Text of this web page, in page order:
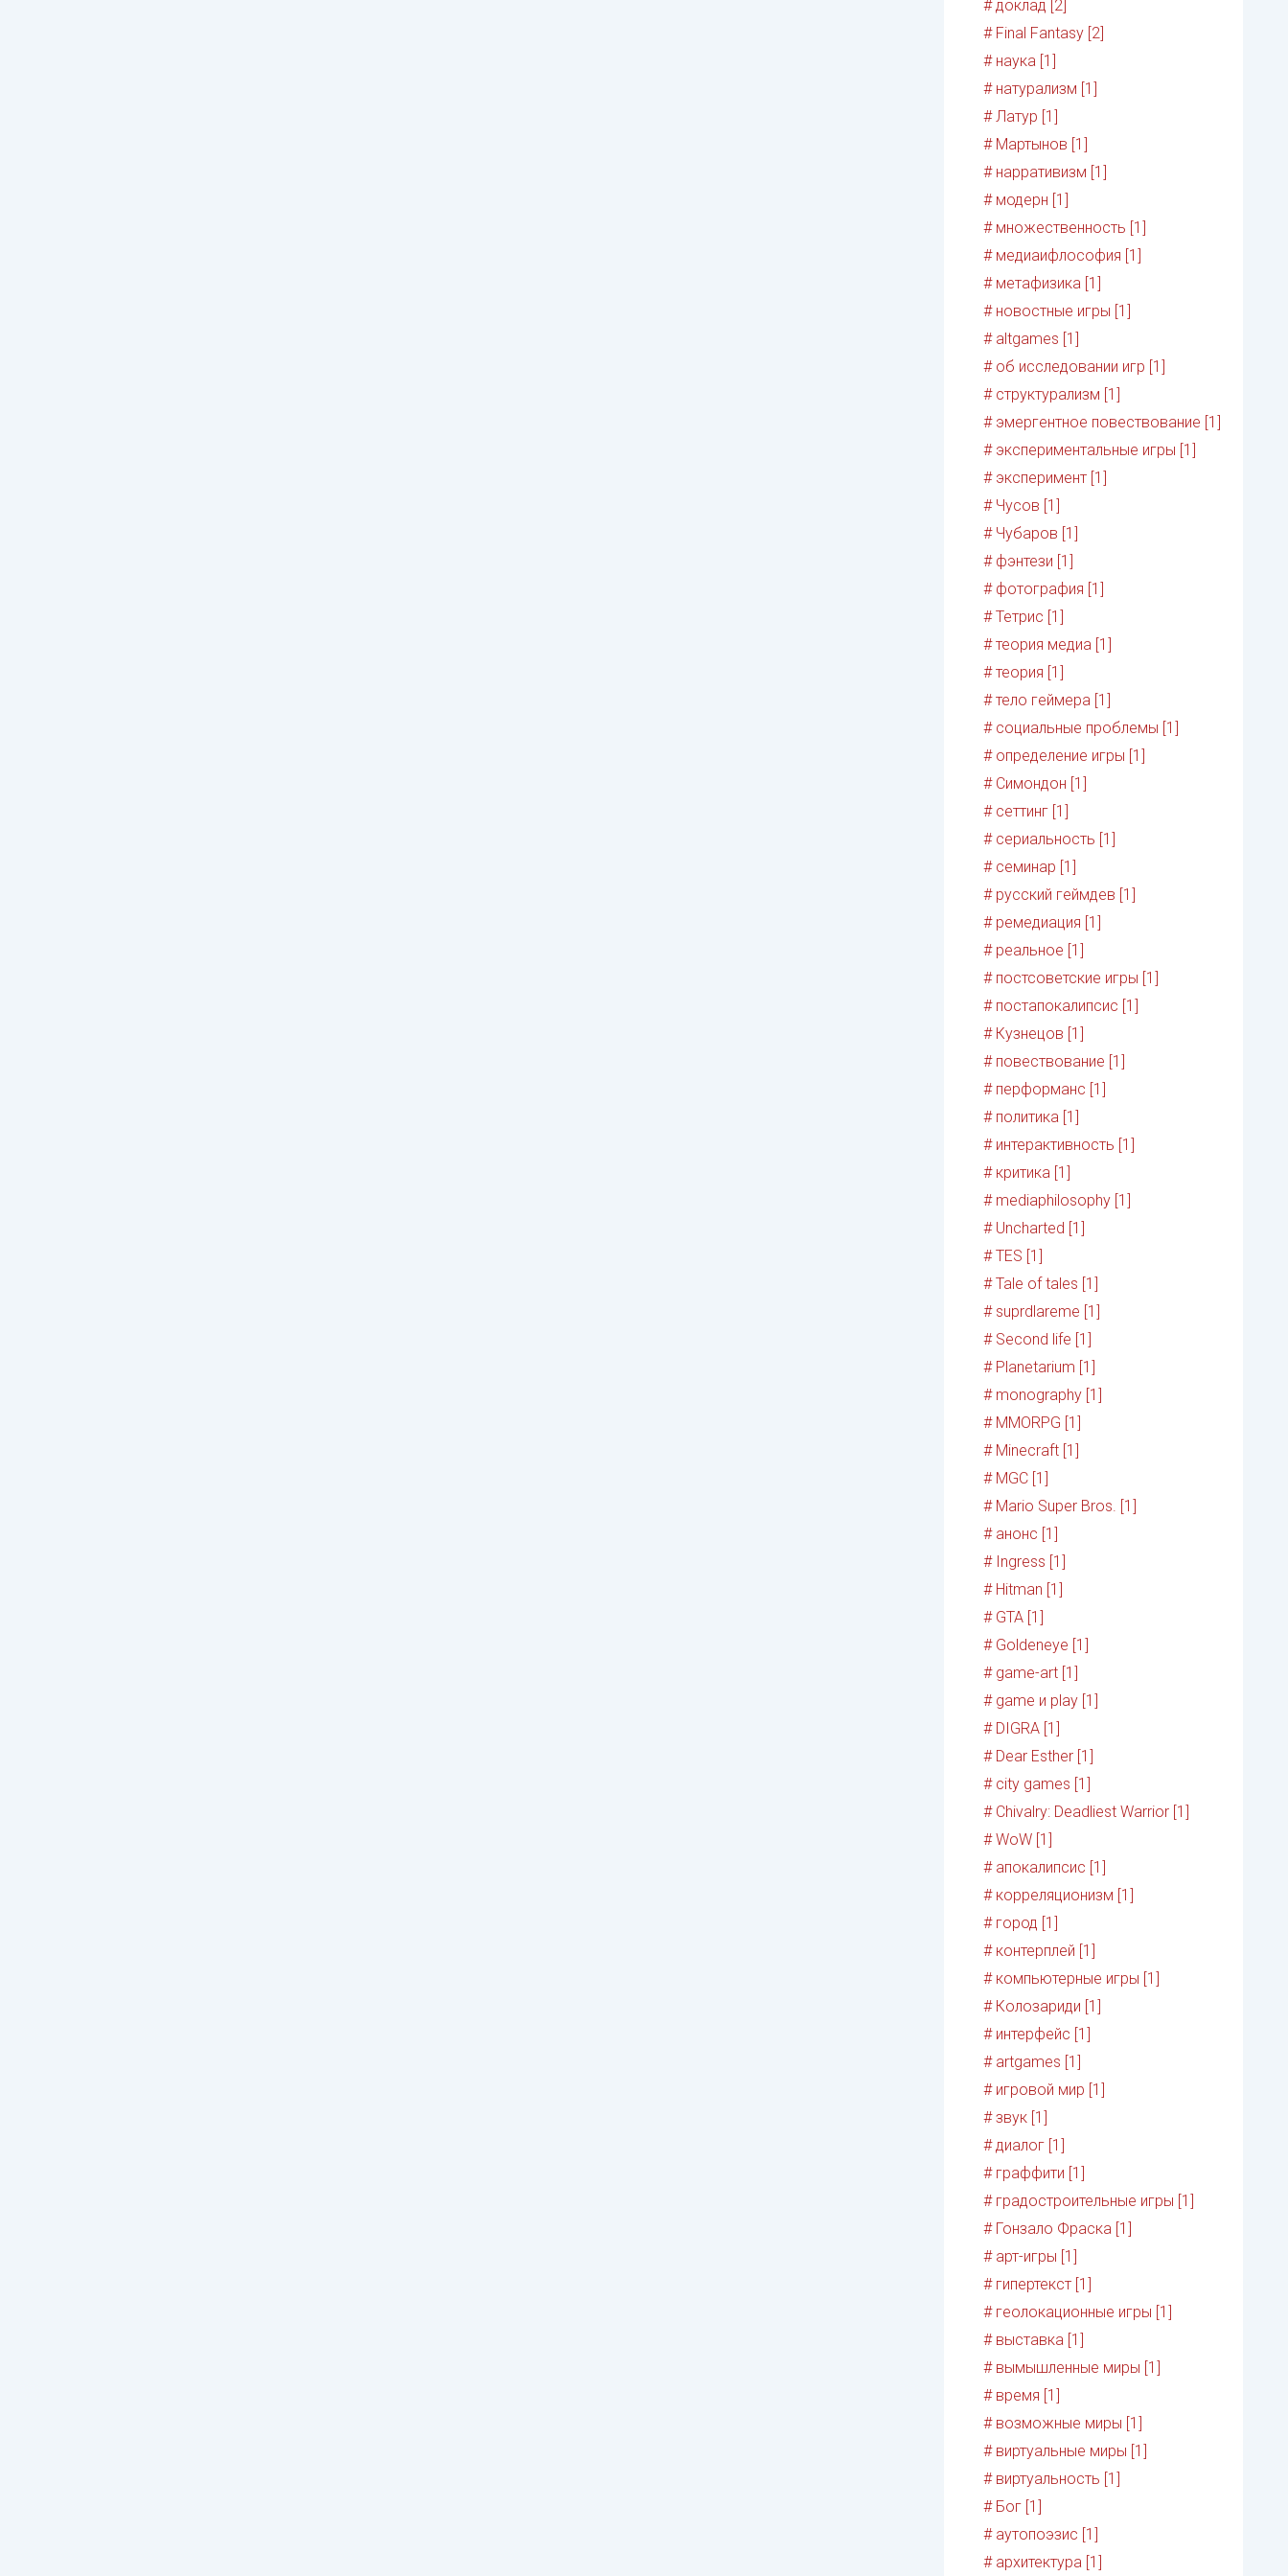
# доклад [2]
# Final Fantasy [2]
# наука [1]
# натурализм [1]
# Латур [1]
# Мартынов [1]
# нарративизм [1]
# модерн [1]
# множественность [1]
# медиаифлософия [1]
# метафизика [1]
# новостные игры [1]
# altgames [1]
# об исследовании игр [1]
# структурализм [1]
# эмергентное повествование [1]
# экспериментальные игры [1]
# эксперимент [1]
# Чусов [1]
# Чубаров [1]
# фэнтези [1]
# фотография [1]
# Тетрис [1]
# теория медиа [1]
# теория [1]
# тело геймера [1]
# социальные проблемы [1]
# определение игры [1]
# Симондон [1]
# сеттинг [1]
# сериальность [1]
# семинар [1]
# русский геймдев [1]
# ремедиация [1]
# реальное [1]
# постсоветские игры [1]
# постапокалипсис [1]
# Кузнецов [1]
# повествование [1]
# перформанс [1]
# политика [1]
# интерактивность [1]
# критика [1]
# mediaphilosophy [1]
# Uncharted [1]
# TES [1]
# Tale of tales [1]
# suprdlareme [1]
# Second life [1]
# Planetarium [1]
# monography [1]
# MMORPG [1]
# Minecraft [1]
# MGC [1]
# Mario Super Bros. [1]
# анонс [1]
# Ingress [1]
# Hitman [1]
# GTA [1]
# Goldeneye [1]
# game-art [1]
# game и play [1]
# DIGRA [1]
# Dear Esther [1]
# city games [1]
# Chivalry: Deadliest Warrior [1]
# WoW [1]
# апокалипсис [1]
# корреляционизм [1]
# город [1]
# контерплей [1]
# компьютерные игры [1]
# Колозариди [1]
# интерфейс [1]
# artgames [1]
# игровой мир [1]
# звук [1]
# диалог [1]
# граффити [1]
# градостроительные игры [1]
# Гонзало Фраска [1]
# арт-игры [1]
# гипертекст [1]
# геолокационные игры [1]
# выставка [1]
# вымышленные миры [1]
# время [1]
# возможные миры [1]
# виртуальные миры [1]
# виртуальность [1]
# Бог [1]
# аутопоэзис [1]
# архитектура [1]